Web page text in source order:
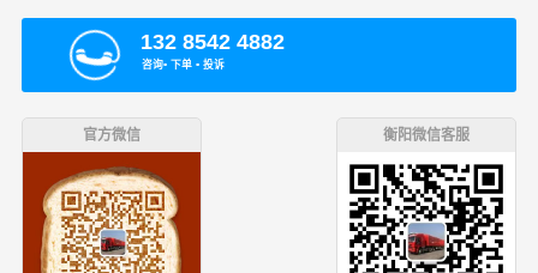
132 8542 4882
咨询▪ 下单 ▪ 投诉
官方微信 衡阳微信客服